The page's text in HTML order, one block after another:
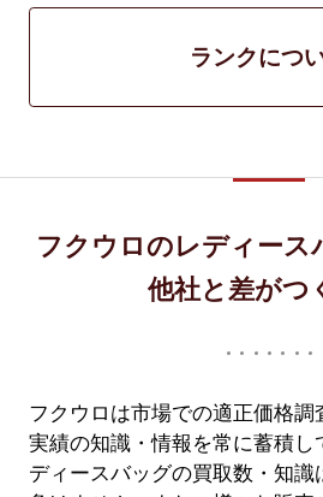
ランクにつ
フクウロのレディース
他社と差がつ
フクウロは市場での適正価格調
実績の知識・情報を常に蓄積し
ディースバッグの買取数・知識